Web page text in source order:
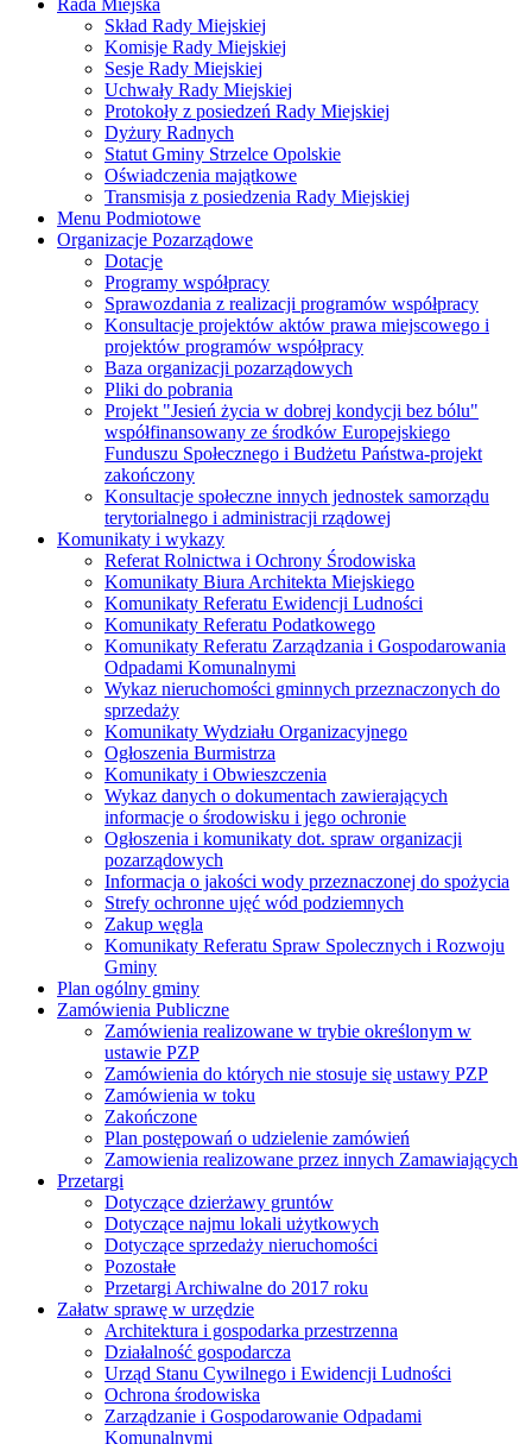
Rada Miejska
Skład Rady Miejskiej
Komisje Rady Miejskiej
Sesje Rady Miejskiej
Uchwały Rady Miejskiej
Protokoły z posiedzeń Rady Miejskiej
Dyżury Radnych
Statut Gminy Strzelce Opolskie
Oświadczenia majątkowe
Transmisja z posiedzenia Rady Miejskiej
Menu Podmiotowe
Organizacje Pozarządowe
Dotacje
Programy współpracy
Sprawozdania z realizacji programów współpracy
Konsultacje projektów aktów prawa miejscowego i
projektów programów współpracy
Baza organizacji pozarządowych
Pliki do pobrania
Projekt "Jesień życia w dobrej kondycji bez bólu"
współfinansowany ze środków Europejskiego
Funduszu Społecznego i Budżetu Państwa-projekt
zakończony
Konsultacje społeczne innych jednostek samorządu
terytorialnego i administracji rządowej
Komunikaty i wykazy
Referat Rolnictwa i Ochrony Środowiska
Komunikaty Biura Architekta Miejskiego
Komunikaty Referatu Ewidencji Ludności
Komunikaty Referatu Podatkowego
Komunikaty Referatu Zarządzania i Gospodarowania
Odpadami Komunalnymi
Wykaz nieruchomości gminnych przeznaczonych do
sprzedaży
Komunikaty Wydziału Organizacyjnego
Ogłoszenia Burmistrza
Komunikaty i Obwieszczenia
Wykaz danych o dokumentach zawierających
informacje o środowisku i jego ochronie
Ogłoszenia i komunikaty dot. spraw organizacji
pozarządowych
Informacja o jakości wody przeznaczonej do spożycia
Strefy ochronne ujęć wód podziemnych
Zakup węgla
Komunikaty Referatu Spraw Spolecznych i Rozwoju
Gminy
Plan ogólny gminy
Zamówienia Publiczne
Zamówienia realizowane w trybie określonym w
ustawie PZP
Zamówienia do których nie stosuje się ustawy PZP
Zamówienia w toku
Zakończone
Plan postępowań o udzielenie zamówień
Zamowienia realizowane przez innych Zamawiających
Przetargi
Dotyczące dzierżawy gruntów
Dotyczące najmu lokali użytkowych
Dotyczące sprzedaży nieruchomości
Pozostałe
Przetargi Archiwalne do 2017 roku
Załatw sprawę w urzędzie
Architektura i gospodarka przestrzenna
Działalność gospodarcza
Urząd Stanu Cywilnego i Ewidencji Ludności
Ochrona środowiska
Zarządzanie i Gospodarowanie Odpadami
Komunalnymi